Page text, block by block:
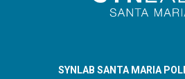
SYNLAB SANTA MARIA